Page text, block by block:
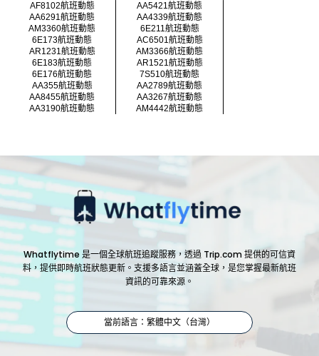
AF8102航班動態
AA5421航班動態
AA6291航班動態
AA4339航班動態
AM3360航班動態
6E211航班動態
6E173航班動態
AC6501航班動態
AR1231航班動態
AM3366航班動態
6E183航班動態
AR1521航班動態
6E176航班動態
7S510航班動態
AA355航班動態
AA2789航班動態
AA8455航班動態
AA3267航班動態
AA3190航班動態
AM4442航班動態
Whatflytime 是一個全球航班追蹤服務，透過 Trip.com 提供的可信資
料，提供即時航班狀態更新。支援多語言並涵蓋全球，是您掌握最新航班
資訊的可靠來源。
當前語言：繁體中文（台灣）